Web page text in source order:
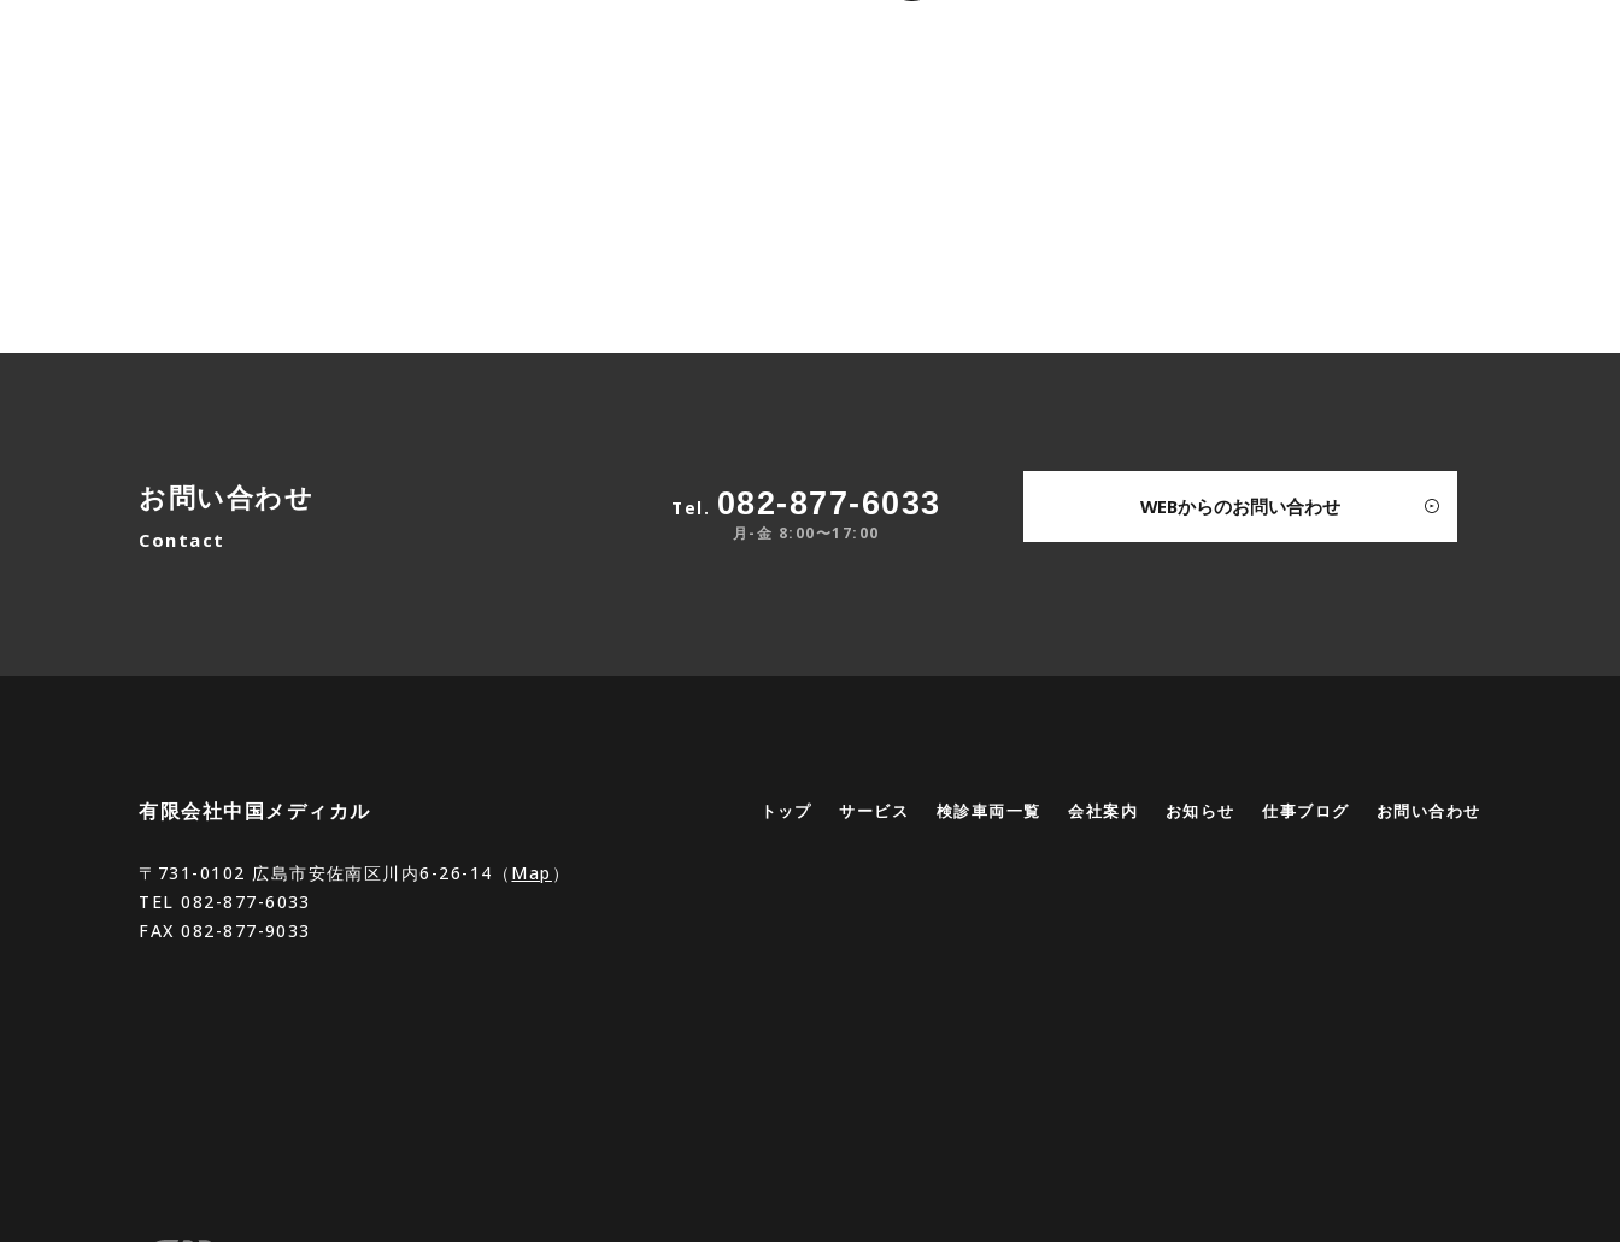
お問い合わせ
Contact
Tel. 082-877-6033
月-金 8:00〜17:00
WEBからのお問い合わせ
有限会社中国メディカル
〒731-0102 広島市安佐南区川内6-26-14（ Map ）
TEL082-877-6033
FAX 082-877-9033
トップ サービス 検診車両一覧 会社案内 お知らせ 仕事ブログ お問い合わせ